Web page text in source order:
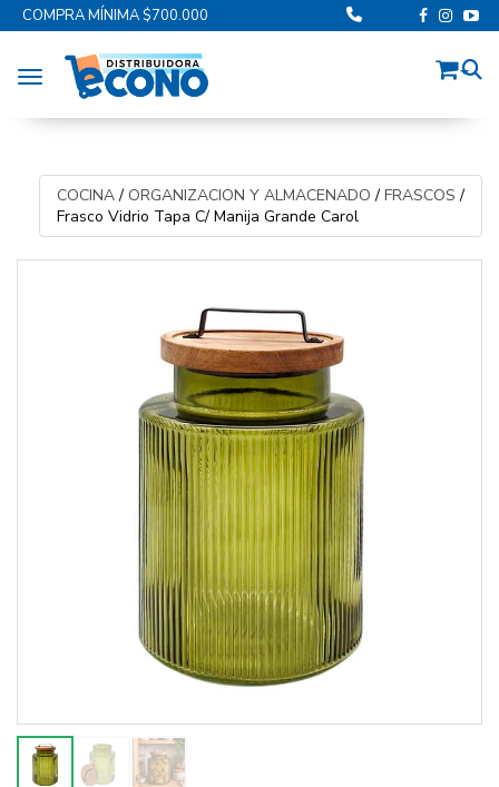
COMPRA MÍNIMA $700.000
Toggle navigation
COCINA/ ORGANIZACION Y ALMACENADO / FRASCOS /
Frasco Vidrio Tapa C/ Manija Grande Carol